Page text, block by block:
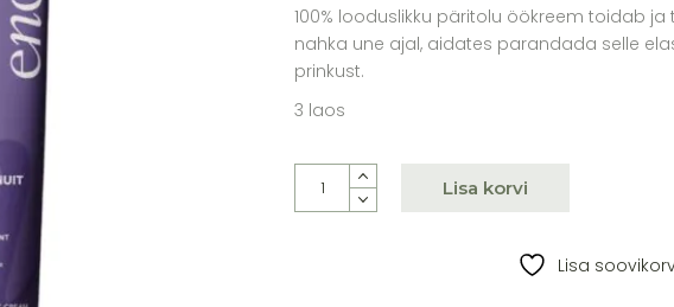
100% looduslikku päritolu öökreem toidab
nahka une ajal, aidates parandada selle
prinkust.
3 laos
Endro pinguldav anti-age öökreem
Lisa korvi
Lisa